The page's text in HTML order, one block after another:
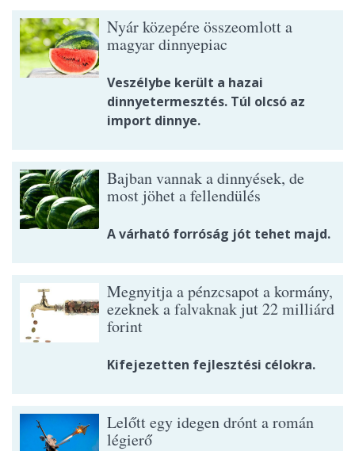
Nyár közepére összeomlott a
magyar dinnyepiac
Veszélybe került a hazai
dinnyetermesztés. Túl olcsó az
import dinnye.
Bajban vannak a dinnyések, de
most jöhet a fellendülés
A várható forróság jót tehet majd.
Megnyitja a pénzcsapot a kormány,
ezeknek a falvaknak jut 22 milliárd
forint
Kifejezetten fejlesztési célokra.
Lelőtt egy idegen drónt a román
légierő